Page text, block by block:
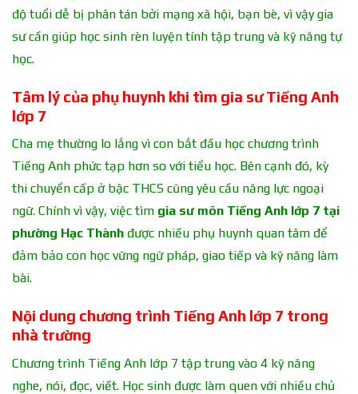
độ tuổi dễ bị phân tán bởi mạng xã hội, bạn bè, vì vậy gia
sư cần giúp học sinh rèn luyện tính tập trung và kỹ năng tự
học.
Tâm lý của phụ huynh khi tìm gia sư Tiếng Anh
lớp 7
Cha mẹ thường lo lắng vì con bắt đầu học chương trình
Tiếng Anh phức tạp hơn so với tiểu học. Bên cạnh đó, kỳ
thi chuyển cấp ở bậc THCS cũng yêu cầu năng lực ngoại
ngữ. Chính vì vậy, việc tìm gia sư môn Tiếng Anh lớp 7 tại
phường Hạc Thành được nhiều phụ huynh quan tâm để
đảm bảo con học vững ngữ pháp, giao tiếp và kỹ năng làm
bài.
Nội dung chương trình Tiếng Anh lớp 7 trong
nhà trường
Chương trình Tiếng Anh lớp 7 tập trung vào 4 kỹ năng
nghe, nói, đọc, viết. Học sinh được làm quen với nhiều chủ